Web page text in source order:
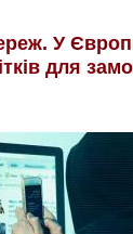
У
для